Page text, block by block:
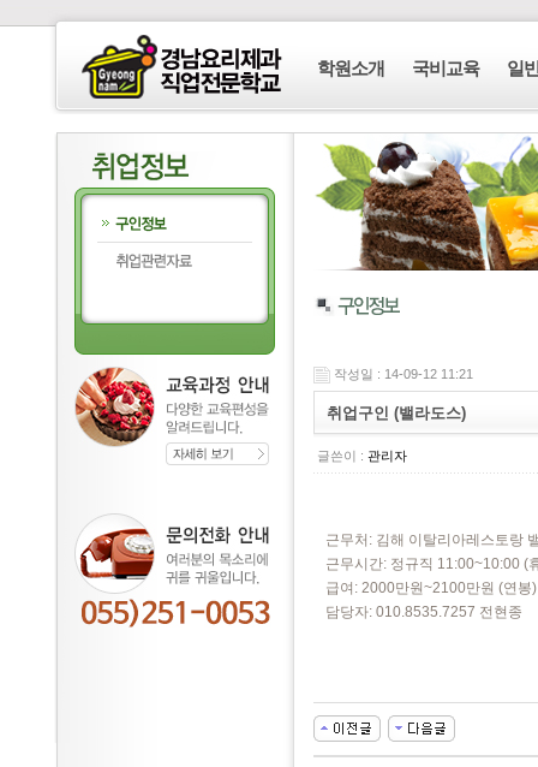
학원소개 국비교육 일
작성일 : 14-09-12 11:21
취업구인 (밸라도스)
글쓴이 : 관리자
근무처: 김해 이탈리아레스토랑
근무시간: 정규직 11:00~10:00 (
급여: 2000만원~2100만원 (연봉)
담당자: 010.8535.7257 전현종